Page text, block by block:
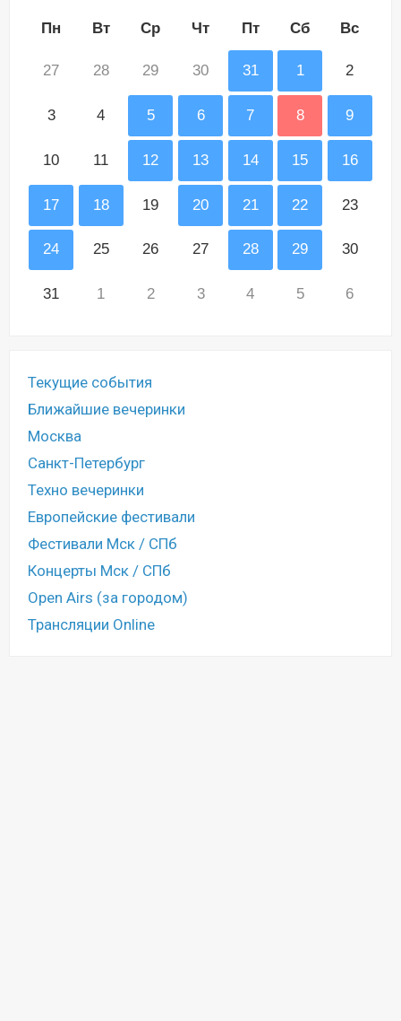
Пн Вт Ср Чт Пт Сб Вс
27 28 29 30 31 1 2
3 4 5 6 7 8 9
10 11 12 13 14 15 16
17 18 19 20 21 22 23
24 25 26 27 28 29 30
31 1 2 3 4 5 6
Текущие события
Ближайшие вечеринки
Москва
Санкт-Петербург
Техно вечеринки
Европейские фестивали
Фестивали Мск / СПб
Концерты Мск / СПб
Open Airs (за городом)
Трансляции Online